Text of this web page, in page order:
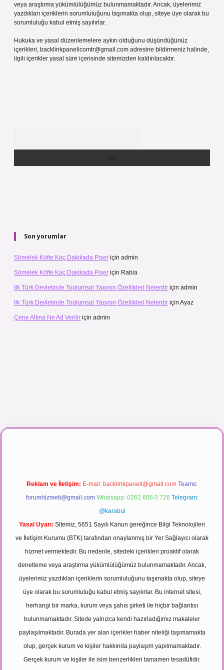
veya araştırma yükümlülüğümüz bulunmamaktadır. Ancak, üyelerimiz
yazdıkları içeriklerin sorumluluğunu taşımakta olup, siteye üye olarak bu
sorumluluğu kabul etmiş sayılırlar.
Hukuka ve yasal düzenlemelere aykırı olduğunu düşündüğünüz
içerikleri, backlinkpanelicomtr@gmail.com adresine bildirmeniz halinde,
ilgili içerikler yasal süre içerisinde sitemizden kaldırılacaktır.
Son yorumlar
Sömelek Köfte Kaç Dakikada Pişer için admin
Sömelek Köfte Kaç Dakikada Pişer için Rabia
Ilk Türk Devletinde Toplumsal Yapının Özellikleri Nelerdir için admin
Ilk Türk Devletinde Toplumsal Yapının Özellikleri Nelerdir için Ayaz
Çene Altına Ne Ad Verilir için admin
izle
Reklam ve İletişim: E-mail: backlinkpaneli@gmail.com Teams:
forumhizmeti@gmail.com Whatsapp: 0262 606 0 726 Telegram:
@karabul
Yasal Uyarı: Sitemiz, 5651 Sayılı Kanun gereğince Bilgi Teknolojileri
ve İletişim Kurumu (BTK) tarafından onaylanmış bir Yer Sağlayıcı olarak
hizmet vermektedir. Bu nedenle, sitedeki içerikleri proaktif olarak
denetleme veya araştırma yükümlülüğümüz bulunmamaktadır. Ancak,
üyelerimiz yazdıkları içeriklerin sorumluluğunu taşımakta olup, siteye
üye olarak bu sorumluluğu kabul etmiş sayılırlar. Bu internet sitesi,
herhangi bir marka, kurum veya şahıs şirketi ile hiçbir bağlantısı
bulunmamaktadır. Sitede yalnızca kendi hazırladığımız makaleler
paylaşılmaktadır. Burada yer alan içerikler haber niteliği taşımamakta
olup, gerçek kurum ve kişiler hakkında paylaşım yapılmamaktadır.
Gerçek kurum ve kişiler ile isim benzerlikleri tamamen tesadüfidir.